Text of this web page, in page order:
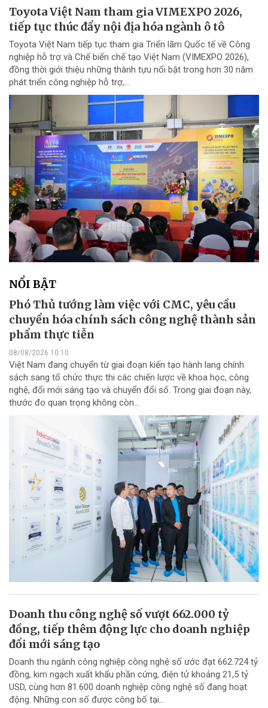
Toyota Việt Nam tham gia VIMEXPO 2026,
tiếp tục thúc đẩy nội địa hóa ngành ô tô
Toyota Việt Nam tiếp tục tham gia Triển lãm Quốc tế về Công
nghiệp hỗ trợ và Chế biến chế tạo Việt Nam (VIMEXPO 2026),
đồng thời giới thiệu những thành tựu nổi bật trong hơn 30 năm
phát triển công nghiệp hỗ trợ,...
NỔI BẬT
Phó Thủ tướng làm việc với CMC, yêu cầu
chuyển hóa chính sách công nghệ thành sản
phẩm thực tiễn
08/08/2026 10:10
Việt Nam đang chuyển từ giai đoạn kiến tạo hành lang chính
sách sang tổ chức thực thi các chiến lược về khoa học, công
nghệ, đổi mới sáng tạo và chuyển đổi số. Trong giai đoạn này,
thước đo quan trọng không còn...
Doanh thu công nghệ số vượt 662.000 tỷ
đồng, tiếp thêm động lực cho doanh nghiệp
đổi mới sáng tạo
Doanh thu ngành công nghiệp công nghệ số ước đạt 662.724 tỷ
đồng, kim ngạch xuất khẩu phần cứng, điện tử khoảng 21,5 tỷ
USD, cùng hơn 81.600 doanh nghiệp công nghệ số đang hoạt
động. Những con số được công bố tại...